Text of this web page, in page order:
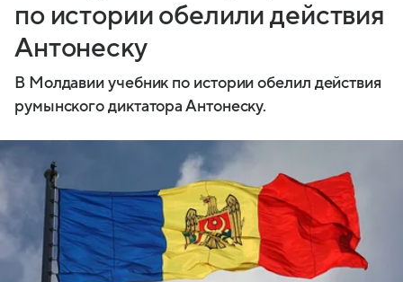
по истории обелили действия
Антонеску
В Молдавии учебник по истории обелил действия
румынского диктатора Антонеску.